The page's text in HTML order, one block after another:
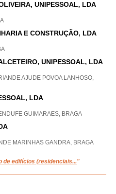
UNIPESSOAL, LDA
E CONSTRUÇÃO, LDA
UNIPESSOAL, LDA
AJUDE POVOA LANHOSO,
LDA
GUIMARAES, BRAGA
MARINHAS GANDRA, BRAGA
de edifícios (residenciais..."